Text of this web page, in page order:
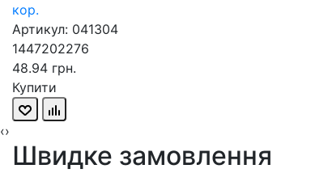
кор.
Артикул: 041304
1447202276
48.94 грн.
Купити
‹›
Швидке замовлення